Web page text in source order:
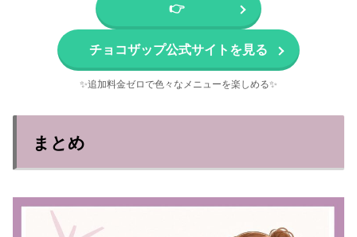
👉
チョコザップ公式サイトを見る
✨追加料金ゼロで色々なメニューを楽しめる✨
まとめ